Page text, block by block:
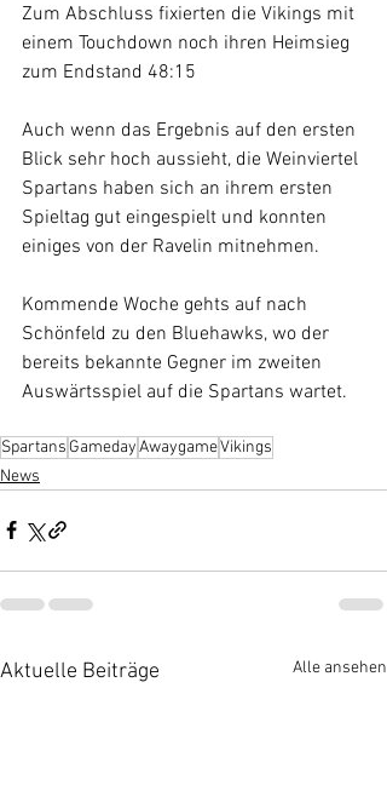
Zum Abschluss fixierten die Vikings mit
einem Touchdown noch ihren Heimsieg
zum Endstand 48:15
Auch wenn das Ergebnis auf den ersten
Blick sehr hoch aussieht, die Weinviertel
Spartans haben sich an ihrem ersten
Spieltag gut eingespielt und konnten
einiges von der Ravelin mitnehmen.
Kommende Woche gehts auf nach
Schönfeld zu den Bluehawks, wo der
bereits bekannte Gegner im zweiten
Auswärtsspiel auf die Spartans wartet.
Spartans GamedayAwaygameVikings
News
Aktuelle Beiträge Alle ansehen